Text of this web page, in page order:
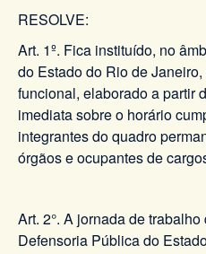
RESOLVE:
Art. 1º. Fica instituído, no
do Estado do Rio de
funcional, elaborado a partir
imediata sobre o horário
integrantes do quadro
órgãos e ocupantes de
Art. 2°. A jornada de
Defensoria Pública do